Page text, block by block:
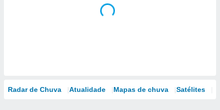
Radar de Chuva Atualidade Mapas de chuva Satélites